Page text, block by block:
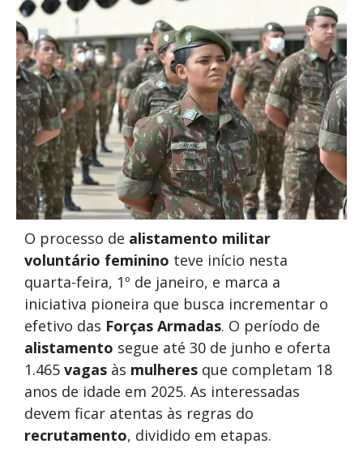
O processo de alistamento militar
voluntário feminino teve início nesta
quarta-feira, 1º de janeiro, e marca a
iniciativa pioneira que busca incrementar o
efetivo das Forças Armadas. O período de
alistamento segue até 30 de junho e oferta
1.465 vagas às mulheres que completam 18
anos de idade em 2025. As interessadas
devem ficar atentas às regras do
recrutamento, dividido em etapas.